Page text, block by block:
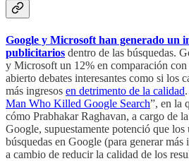
Google y Microsoft han generado un
publicitarios dentro de las búsquedas.
y Microsoft un 12% en comparación con
abierto debates interesantes como si los
más ingresos en detrimento de la calidad
Man Who Killed Google Search”, en la
cómo Prabhakar Raghavan, a cargo de
Google, supuestamente potenció que los
búsquedas en Google (para generar
a cambio de reducir la calidad de los